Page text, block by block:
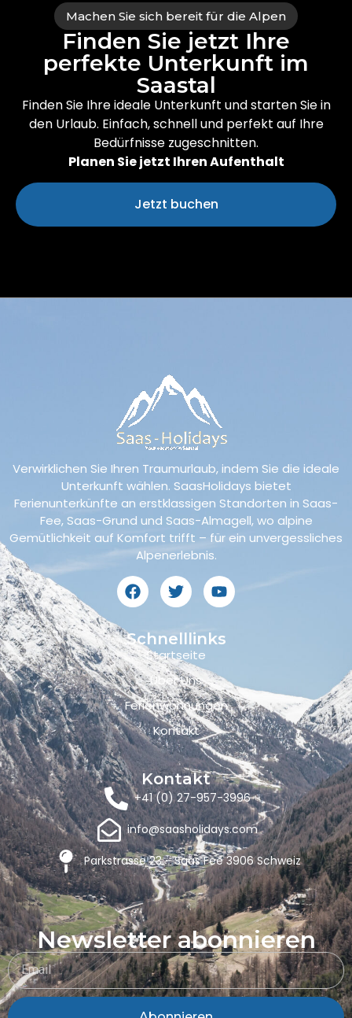
Machen Sie sich bereit für die Alpen
Finden Sie jetzt Ihre
perfekte Unterkunft im
Saastal
Finden Sie Ihre ideale Unterkunft und starten Sie in
den Urlaub. Einfach, schnell und perfekt auf Ihre
Bedürfnisse zugeschnitten.
Planen Sie jetzt Ihren Aufenthalt
Jetzt buchen
Verwirklichen Sie Ihren Traumurlaub, indem Sie die ideale
Unterkunft wählen. SaasHolidays bietet
Ferienunterkünfte an erstklassigen Standorten in Saas-
Fee, Saas-Grund und Saas-Almagell, wo alpine
Gemütlichkeit auf Komfort trifft – für ein unvergessliches
Alpenerlebnis.
Schnelllinks
Startseite
Über Uns
Ferienwohnungen
Kontakt
Kontakt
+41 (0) 27-957-3996
info@saasholidays.com
Parkstrasse 23 - Saas Fee 3906 Schweiz
Newsletter abonnieren